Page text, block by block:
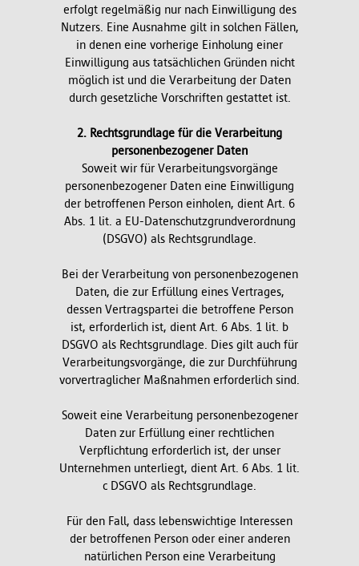
erfolgt regelmäßig nur nach Einwilligung des
Nutzers. Eine Ausnahme gilt in solchen Fällen,
in denen eine vorherige Einholung einer
Einwilligung aus tatsächlichen Gründen nicht
möglich ist und die Verarbeitung der Daten
durch gesetzliche Vorschriften gestattet ist.
2. Rechtsgrundlage für die Verarbeitung
personenbezogener Daten
Soweit wir für Verarbeitungsvorgänge
personenbezogener Daten eine Einwilligung
der betroffenen Person einholen, dient Art. 6
Abs. 1 lit. a EU-Datenschutzgrundverordnung
(DSGVO) als Rechtsgrundlage.
Bei der Verarbeitung von personenbezogenen
Daten, die zur Erfüllung eines Vertrages,
dessen Vertragspartei die betroffene Person
ist, erforderlich ist, dient Art. 6 Abs. 1 lit. b
DSGVO als Rechtsgrundlage. Dies gilt auch für
Verarbeitungsvorgänge, die zur Durchführung
vorvertraglicher Maßnahmen erforderlich sind.
Soweit eine Verarbeitung personenbezogener
Daten zur Erfüllung einer rechtlichen
Verpflichtung erforderlich ist, der unser
Unternehmen unterliegt, dient Art. 6 Abs. 1 lit.
c DSGVO als Rechtsgrundlage.
Für den Fall, dass lebenswichtige Interessen
der betroffenen Person oder einer anderen
natürlichen Person eine Verarbeitung